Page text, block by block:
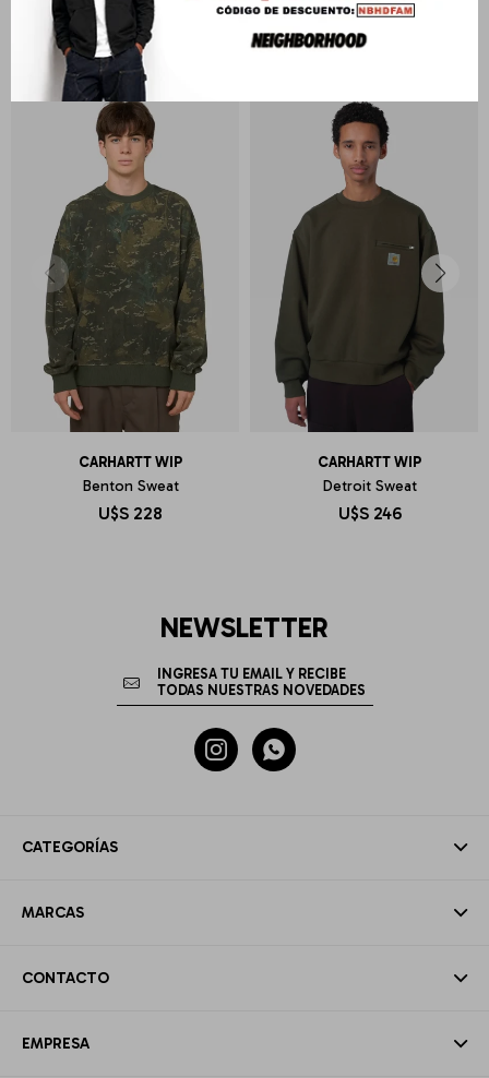
PRODUCTOS QUE TE PUEDEN INTERESAR
CARHARTT WIP
Benton Sweat
U$S 228
CARHARTT WIP
Detroit Sweat
U$S 246
CATEGORÍAS
MARCAS
CONTACTO
EMPRESA
NEWSLETTER
 